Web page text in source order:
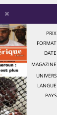
PRIX
FORMAT
DATE
MAGAZINE
UNIVERS
LANGUE
PAYS